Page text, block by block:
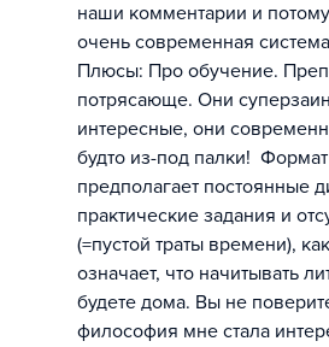
наши комментарии и
очень современная
Плюсы: Про обучение.
потрясающе. Они
интересные, они
будто из-под палки!
предполагает постоянные
практические задания и
(=пустой траты времени),
означает, что начитывать
будете дома. Вы не
философия мне стала